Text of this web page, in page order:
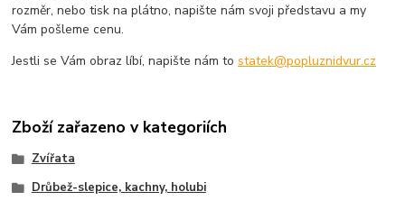
rozměr, nebo tisk na plátno, napište nám svoji představu a my
Vám pošleme cenu.
Jestli se Vám obraz líbí, napište nám tostatek@popluznidvur.cz
Zboží zařazeno v kategoriích
Zvířata
Drůbež-slepice, kachny, holubi